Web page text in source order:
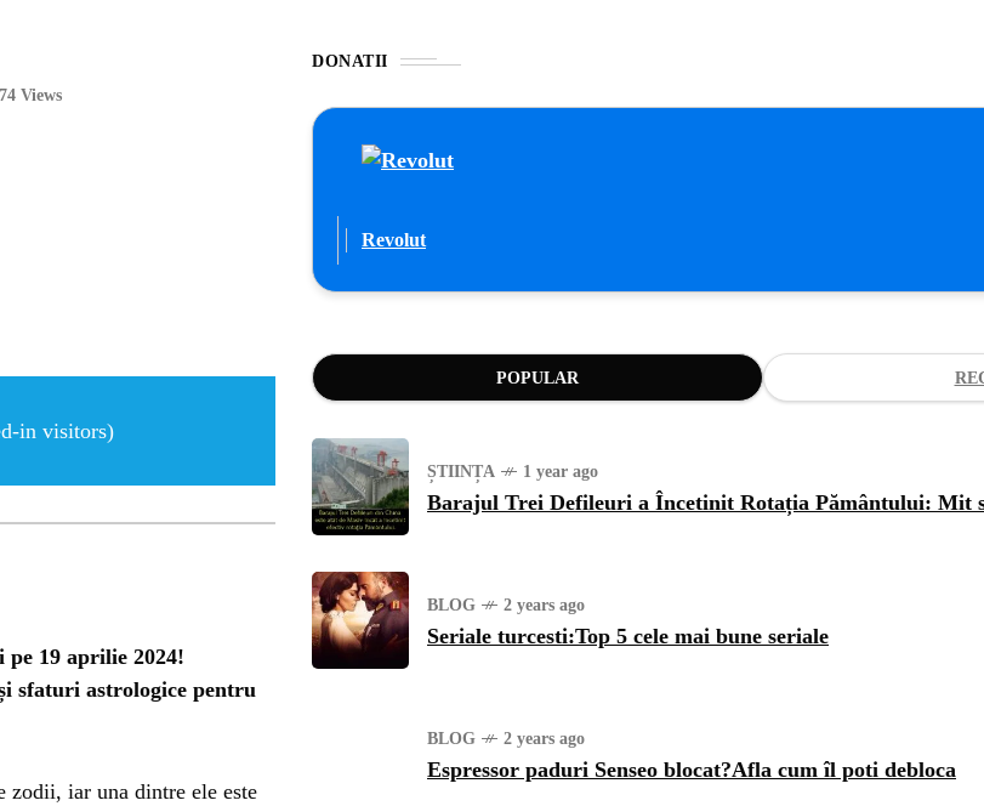
Views
in visitors)
pe 19 aprilie 2024!
sfaturi astrologice pentru
zodii, iar una dintre ele este
DONATII
Revolut
POPULAR
ȘTIINȚA 1 year ago
Barajul Trei Defileuri a Încetinit Rotația Pământului: Mit
BLOG 2 years ago
Seriale turcesti:Top 5 cele mai bune seriale
BLOG 2 years ago
Espressor paduri Senseo blocat?Afla cum îl poti debloca